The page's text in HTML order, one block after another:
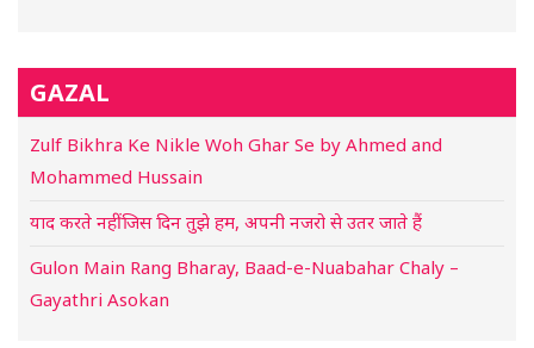
GAZAL
Zulf Bikhra Ke Nikle Woh Ghar Se by Ahmed and
Mohammed Hussain
याद करते नहीं जिस दिन तुझे हम, अपनी नजरो से उतर जाते हैं
Gulon Main Rang Bharay, Baad-e-Nuabahar Chaly –
Gayathri Asokan